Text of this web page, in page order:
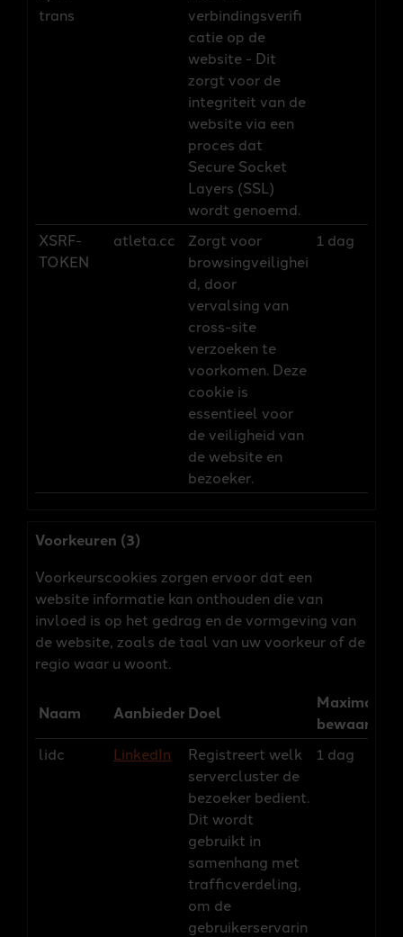
trans
verbindingsverifi
catie op de
website - Dit
zorgt voor de
integriteit van de
website via een
proces dat
Secure Socket
Layers (SSL)
wordt genoemd.
XSRF-
TOKEN
atleta.cc
Zorgt voor
browsingveilighei
d, door
vervalsing van
cross-site
verzoeken te
voorkomen. Deze
cookie is
essentieel voor
de veiligheid van
de website en
bezoeker.
1 dag
Voorkeuren (3)
Voorkeurscookies zorgen ervoor dat een
website informatie kan onthouden die van
invloed is op het gedrag en de vormgeving van
de website, zoals de taal van uw voorkeur of de
regio waar u woont.
Naam Aanbieder Doel
Maximale
lidc LinkedIn
Registreert welk
servercluster de
bezoeker bedient.
Dit wordt
gebruikt in
samenhang met
trafficverdeling,
om de
gebruikerservarin
1 dag